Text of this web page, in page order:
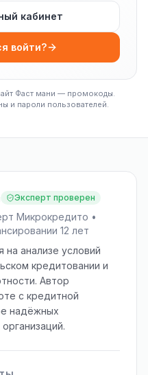
кабинет
войти?
Фаст мани — промокоды.
и пароли пользователей.
Эксперт проверен
Микрокредито •
12 лет
на анализе условий
кредитовании и
Автор
с кредитной
надёжных